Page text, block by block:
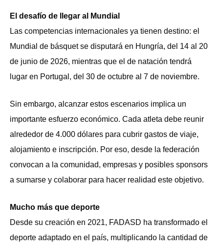
El desafío de llegar al Mundial
Las competencias internacionales ya tienen destino: el
Mundial de básquet se disputará en Hungría, del 14 al 20
de junio de 2026, mientras que el de natación tendrá
lugar en Portugal, del 30 de octubre al 7 de noviembre.
Sin embargo, alcanzar estos escenarios implica un
importante esfuerzo económico. Cada atleta debe reunir
alrededor de 4.000 dólares para cubrir gastos de viaje,
alojamiento e inscripción. Por eso, desde la federación
convocan a la comunidad, empresas y posibles sponsors
a sumarse y colaborar para hacer realidad este objetivo.
Mucho más que deporte
Desde su creación en 2021, FADASD ha transformado el
deporte adaptado en el país, multiplicando la cantidad de